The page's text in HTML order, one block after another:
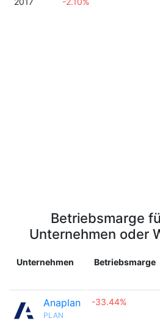
Betriebsmarge
Unternehmen oder
Unternehmen Betriebsmarge
Anaplan
PLAN
-33.44%